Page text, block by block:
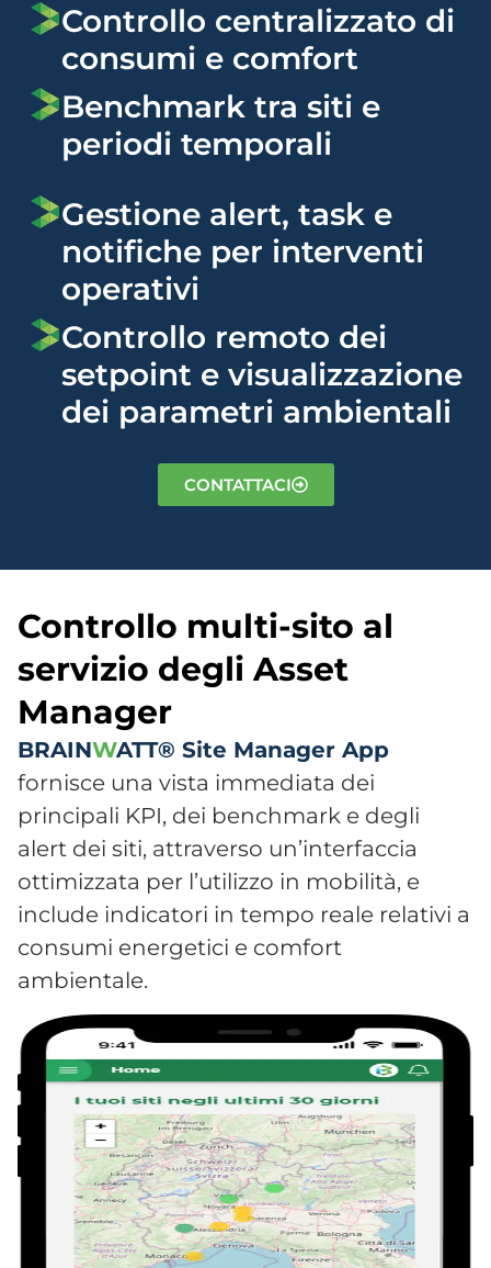
Controllo centralizzato di
consumi e comfort​
Benchmark tra siti e
periodi temporali
Gestione alert, task e
notifiche per interventi
operativi​
Controllo remoto dei
setpoint e visualizzazione
dei parametri ambientali​
CONTATTACI
Controllo multi-sito al
servizio degli Asset
Manager​​
BRAINWATT® Site Manager App
fornisce una vista immediata dei
principali KPI, dei benchmark e degli
alert dei siti, attraverso un’interfaccia
ottimizzata per l’utilizzo in mobilità, e
include indicatori in tempo reale relativi a
consumi energetici e comfort
ambientale.​